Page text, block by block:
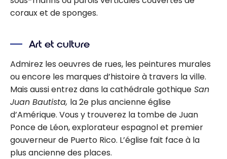
coraux et de sponges.
Art et culture
Admirez les oeuvres de rues, les peintures murales
ou encore les marques d’histoire à travers la ville.
Mais aussi entrez dans la cathédrale gothique San
Juan Bautista, la 2e plus ancienne église
d’Amérique. Vous y trouverez la tombe de Juan
Ponce de Léon, explorateur espagnol et premier
gouverneur de Puerto Rico. L’église fait face à la
plus ancienne des places.